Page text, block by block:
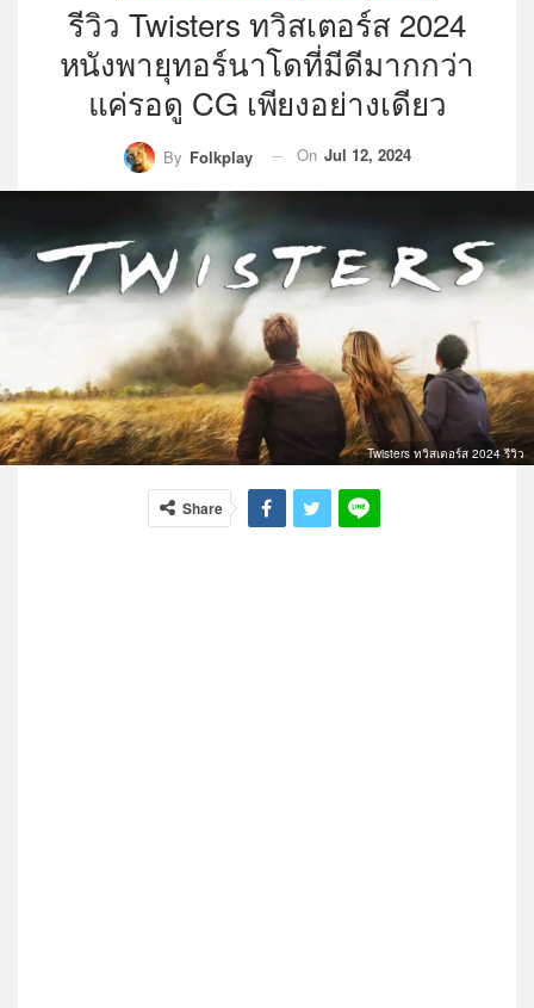
รีวิว Twisters ทวิสเตอร์ส 2024
หนังพายุทอร์นาโดที่มีดีมากกว่า
แค่รอดู CG เพียงอย่างเดียว
By Folkplay On Jul 12, 2024
Twisters ทวิสเตอร์ส 2024 รีวิว
Share